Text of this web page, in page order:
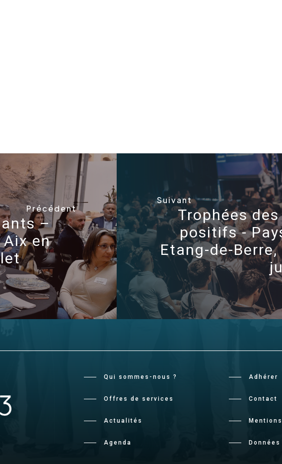
Précédent
–
Aix en
Suivant
Trophées
positifs -
Etang-de-
Qui sommes-nous ?
Offres de services
Actualités
Agenda
Adhérer
Contact